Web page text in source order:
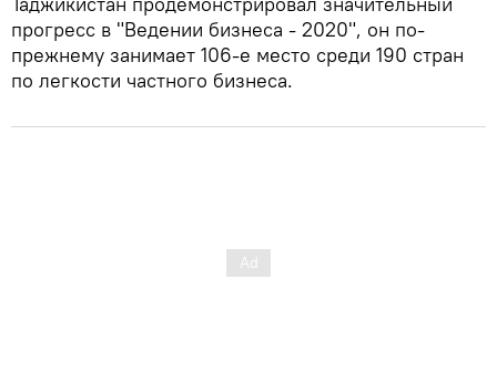
прогресс в "Ведении бизнеса - 2020", он по-
прежнему занимает 106-е место среди 190 стран
по легкости частного бизнеса.